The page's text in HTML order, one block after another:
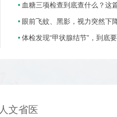
血糖三项检查到底查什么？这
眼前飞蚊、黑影，视力突然下
体检发现“甲状腺结节”，到底
人文省医